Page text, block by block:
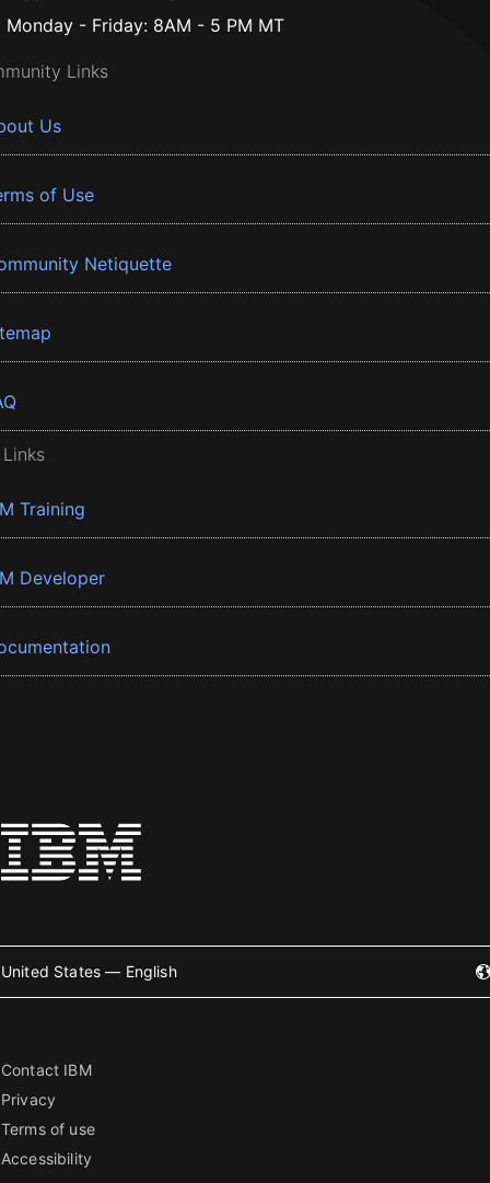
Monday - Friday: 8AM - 5 PM MT
Links
Us
of Use
Netiquette
Training
Developer
United States — English
Contact IBM
Privacy
Terms of use
Accessibility